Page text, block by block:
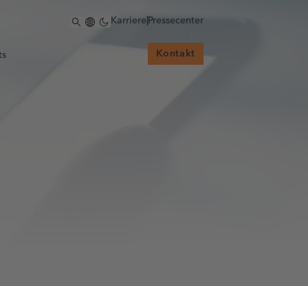
Kontakt
Karriere Pressecenter